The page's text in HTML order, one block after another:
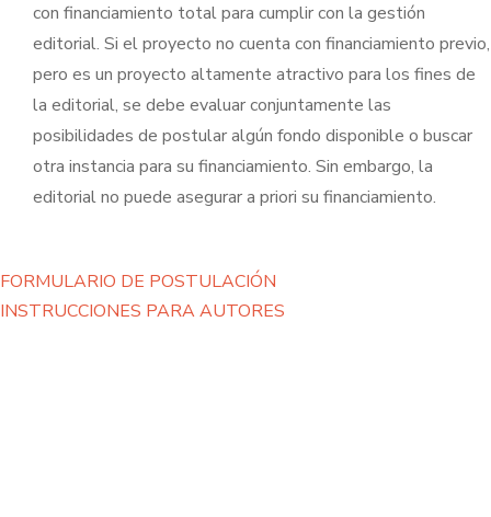
con financiamiento total para cumplir con la gestión
editorial. Si el proyecto no cuenta con financiamiento previo,
pero es un proyecto altamente atractivo para los fines de
la editorial, se debe evaluar conjuntamente las
posibilidades de postular algún fondo disponible o buscar
otra instancia para su financiamiento. Sin embargo, la
editorial no puede asegurar a priori su financiamiento.
FORMULARIO DE POSTULACIÓN
INSTRUCCIONES PARA AUTORES